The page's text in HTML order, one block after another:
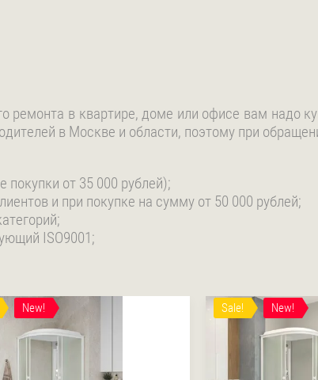
ремонта в квартире, доме или офисе вам надо
в Москве и области, поэтому при
от 35 000 рублей);
и при покупке на сумму от 50 000 рублей;
ISO9001;
New! Sale! New!